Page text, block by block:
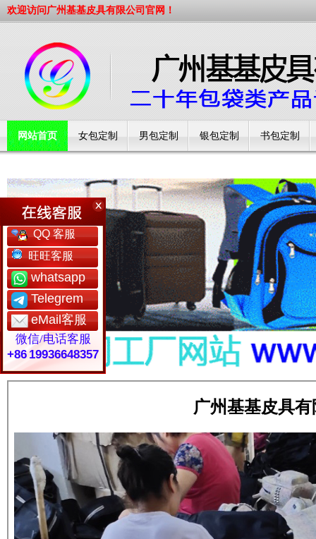
欢迎访问广州基基皮具有限公司官网！
网站首页 女包定制 男包定制 银包定制 书包定制
QQ 客服
旺旺客服
whatsapp
Telegrem
eMail客服
微信/电话客服
+86 19936648357